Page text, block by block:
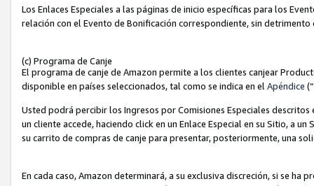
Los Enlaces Especiales a las páginas de inicio específicas para los
relación con el Evento de Bonificación correspondiente, sin
(c) Programa de Canje
El programa de canje de Amazon permite a los clientes canjear
disponible en países seleccionados, tal como se indica en el Apéndice
Usted podrá percibir los Ingresos por Comisiones Especiales
un cliente accede, haciendo click en un Enlace Especial en su Sitio, a
su carrito de compras de canje para presentar, posteriormente, una
En cada caso, Amazon determinará, a su exclusiva discreción, si se